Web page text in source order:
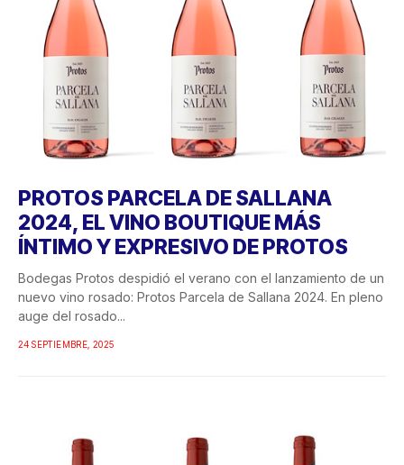
PROTOS PARCELA DE SALLANA
2024, EL VINO BOUTIQUE MÁS
ÍNTIMO Y EXPRESIVO DE PROTOS
Bodegas Protos despidió el verano con el lanzamiento de un
nuevo vino rosado: Protos Parcela de Sallana 2024. En pleno
auge del rosado...
24 SEPTIEMBRE, 2025